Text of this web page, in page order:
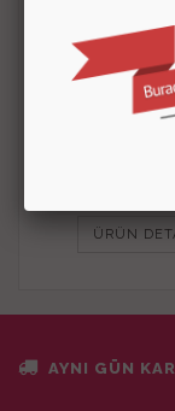
ÜRÜN
AYNI GÜN